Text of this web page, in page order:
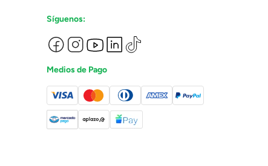
Síguenos:
Medios de Pago